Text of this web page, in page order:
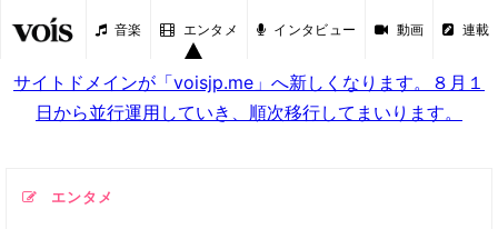
音楽 エンタメ インタビュー 動画 連載
サイトドメインが「voisjp.me」へ新しくなります。８月１
日から並行運用していき、順次移行してまいります。
エンタメ